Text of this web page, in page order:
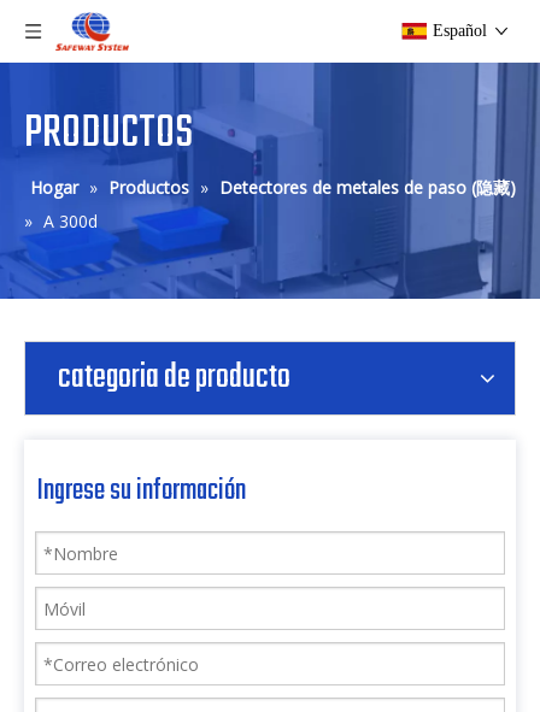
Español
PRODUCTOS
Hogar » Productos » Detectores de metales de paso (隐藏)
» A 300d
categoria de producto
Ingrese su información